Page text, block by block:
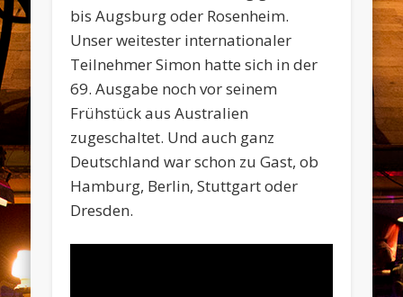
bis Augsburg oder Rosenheim.
Unser weitester internationaler
Teilnehmer Simon hatte sich in der
69. Ausgabe noch vor seinem
Frühstück aus Australien
zugeschaltet. Und auch ganz
Deutschland war schon zu Gast, ob
Hamburg, Berlin, Stuttgart oder
Dresden.